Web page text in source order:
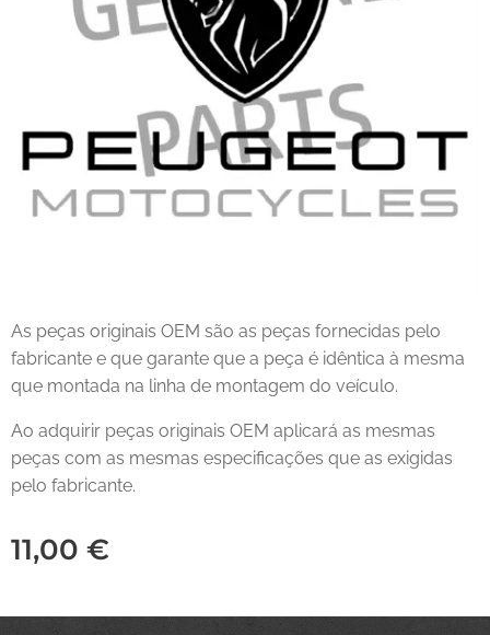
As peças originais OEM são as peças fornecidas pelo
fabricante e que garante que a peça é idêntica à mesma
que montada na linha de montagem do veículo.
Ao adquirir peças originais OEM aplicará as mesmas
peças com as mesmas especificações que as exigidas
pelo fabricante.
11,00 €